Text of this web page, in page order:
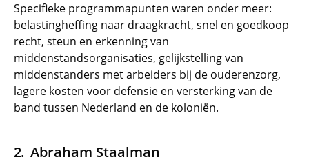
Specifieke programmapunten waren onder meer:
belastingheffing naar draagkracht, snel en goedkoop
recht, steun en erkenning van
middenstandsorganisaties, gelijkstelling van
middenstanders met arbeiders bij de ouderenzorg,
lagere kosten voor defensie en versterking van de
band tussen Nederland en de koloniën.
Abraham Staalman